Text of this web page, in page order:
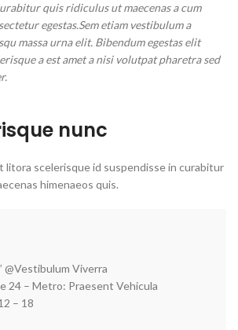
quis ridiculus ut maecenas a cum
egestas.Sem etiam vestibulum a
massa urna elit. Bibendum egestas elit
a est amet a nisi volutpat pharetra sed
nunc
litora scelerisque id suspendisse in curabitur
himenaeos quis.
@Vestibulum Viverra
24 – Metro: Praesent Vehicula
– 18